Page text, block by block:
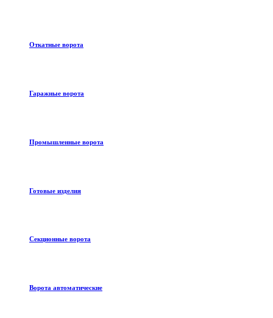
Откатные ворота
Гаражные ворота
Промышленные ворота
Готовые изделия
Секционные ворота
Ворота автоматические